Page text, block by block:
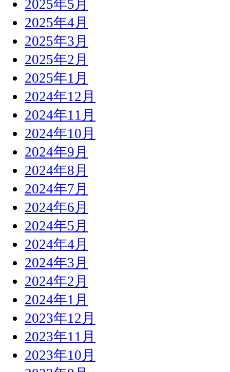
2025年5月
2025年4月
2025年3月
2025年2月
2025年1月
2024年12月
2024年11月
2024年10月
2024年9月
2024年8月
2024年7月
2024年6月
2024年5月
2024年4月
2024年3月
2024年2月
2024年1月
2023年12月
2023年11月
2023年10月